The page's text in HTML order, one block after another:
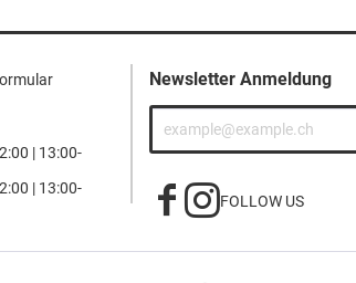
| 13:00-
| 13:00-
Newsletter Anmeldung
FOLLOW US